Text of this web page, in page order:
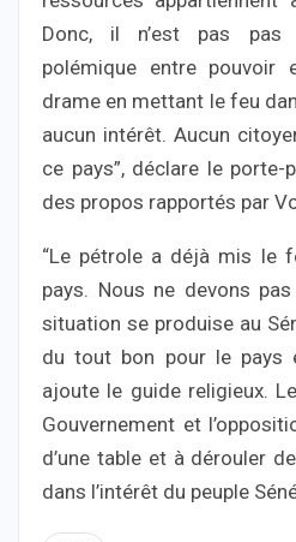
Donc, il n’est pas pas
polémique entre pouvoir
drame en mettant le feu
aucun intérêt. Aucun
ce pays”, déclare le
des propos rapportés par
“Le pétrole a déjà mis le
pays. Nous ne devons
situation se produise au
du tout bon pour le pays
ajoute le guide religieux.
Gouvernement et
d’une table et à dérouler
dans l’intérêt du peuple